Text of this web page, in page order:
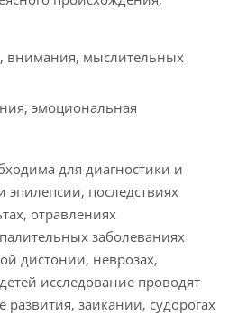
внимания, мыслительных
эмоциональная
для диагностики и
эпилепсии, последствиях
отравлениях
заболеваниях
дистонии, неврозах,
исследование проводят
развития, заикании, судорогах